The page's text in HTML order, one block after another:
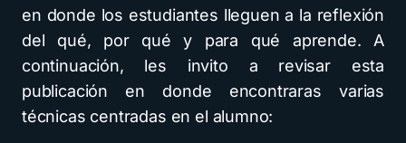
en donde los estudiantes lleguen a la reflexión
del qué, por qué y para qué aprende. A
continuación, les invito a revisar esta
publicación en donde encontraras varias
técnicas centradas en el alumno: